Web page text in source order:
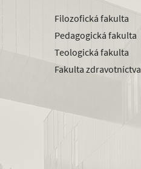
Filozofická fakulta
Pedagogická fakulta
Teologická fakulta
Fakulta zdravotníctva